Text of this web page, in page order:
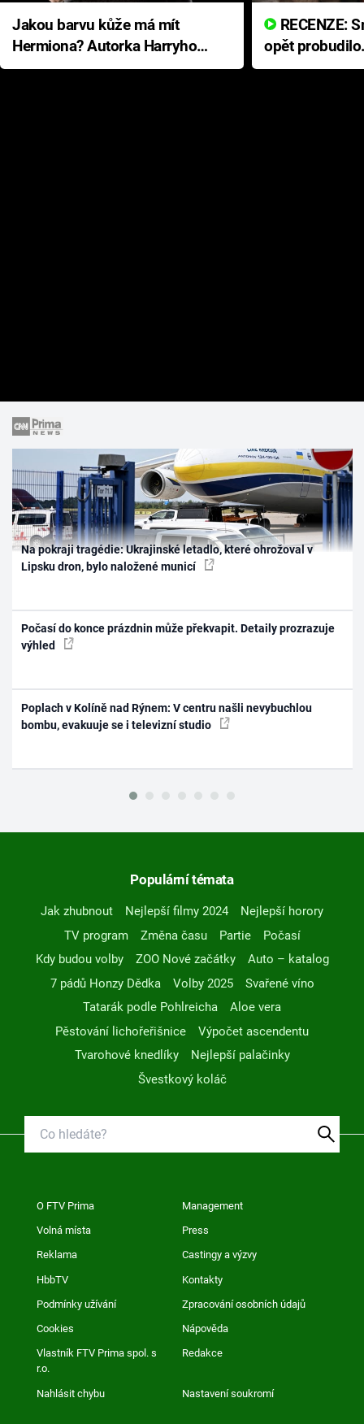
Jakou barvu kůže má mít
Hermiona? Autorka Harryho
Pottera přišla s ráznou
opět
přichází s
Na pokraji tragédie: Ukrajinské letadlo, které ohrožoval v
Lipsku dron, bylo naložené municí
Počasí do konce prázdnin může překvapit. Detaily prozrazuje
výhled
Poplach v Kolíně nad Rýnem: V centru našli nevybuchlou
bombu, evakuuje se i televizní studio
Populární témata
Jak zhubnout Nejlepší filmy 2024
Nejlepší horory
TV program
Změna času Partie
Počasí
Kdy budou volby
ZOO Nové začátky
Auto – katalog
7 pádů Honzy Dědka
Volby 2025
Svařené víno
Tatarák podle Pohlreicha
Aloe vera
Pěstování lichořeřišnice
Výpočet ascendentu
Tvarohové knedlíky
Nejlepší palačinky
Švestkový koláč
O FTV Prima Management
Volná místa Press
Reklama Castingy a výzvy
HbbTV Kontakty
Podmínky užívání Zpracování osobních údajů
Cookies Nápověda
Vlastník FTV Prima spol. s
r.o.
Redakce
Nahlásit chybu Nastavení soukromí